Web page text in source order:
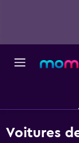
Voitures